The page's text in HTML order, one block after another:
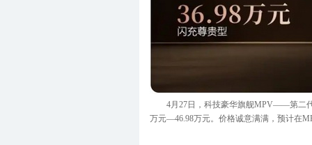
4月27日，科技豪华旗舰MPV——第二代
万元—46.98万元。价格诚意满满，预计在